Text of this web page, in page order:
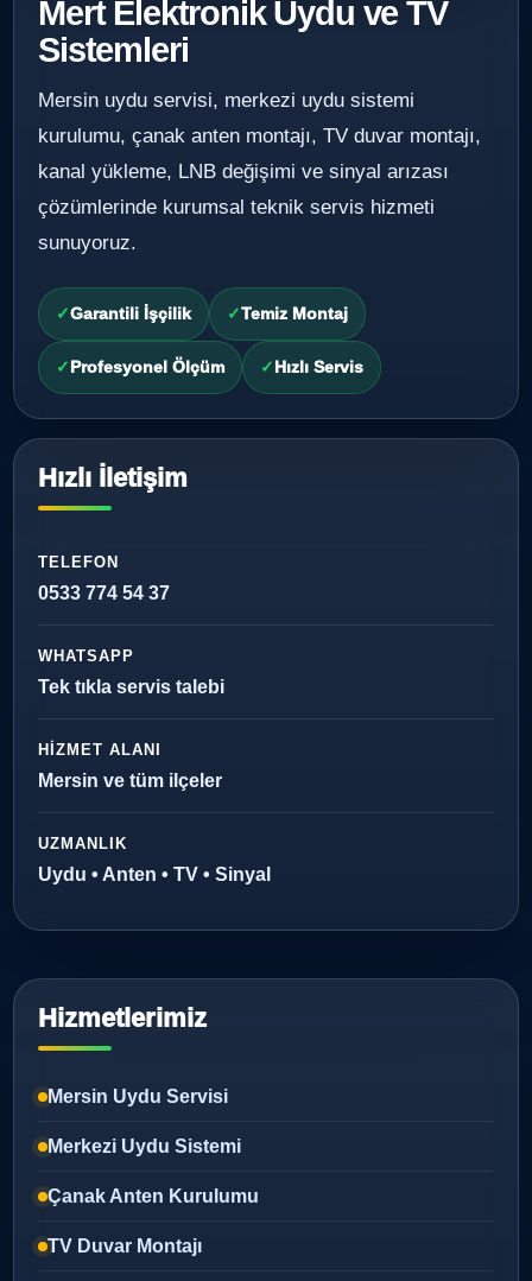
Mert Elektronik Uydu ve TV
Sistemleri
Mersin uydu servisi, merkezi uydu sistemi
kurulumu, çanak anten montajı, TV duvar montajı,
kanal yükleme, LNB değişimi ve sinyal arızası
çözümlerinde kurumsal teknik servis hizmeti
sunuyoruz.
Garantili İşçilik Temiz Montaj
Profesyonel Ölçüm Hızlı Servis
Hızlı İletişim
TELEFON
0533 774 54 37
WHATSAPP
Tek tıkla servis talebi
HIZMET ALANI
Mersin ve tüm ilçeler
UZMANLIK
Uydu • Anten • TV • Sinyal
Hizmetlerimiz
Mersin Uydu Servisi
Merkezi Uydu Sistemi
Çanak Anten Kurulumu
TV Duvar Montajı